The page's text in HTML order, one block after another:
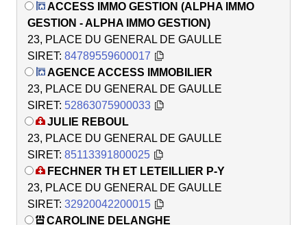
ACCESS IMMO GESTION (ALPHA IMMO
GESTION - ALPHA IMMO GESTION)
23, PLACE DU GENERAL DE GAULLE
SIRET: 84789559600017
AGENCE ACCESS IMMOBILIER
23, PLACE DU GENERAL DE GAULLE
SIRET: 52863075900033
JULIE REBOUL
23, PLACE DU GENERAL DE GAULLE
SIRET: 85113391800025
FECHNER TH ET LETEILLIER P-Y
23, PLACE DU GENERAL DE GAULLE
SIRET: 32920042200015
CAROLINE DELANGHE